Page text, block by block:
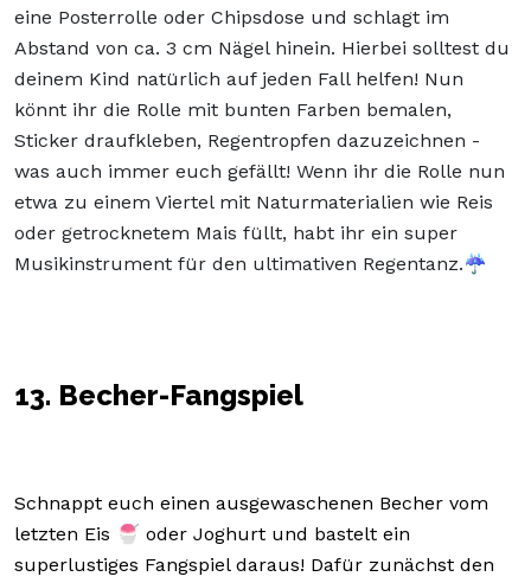
eine Posterrolle oder Chipsdose und schlagt im
Abstand von ca. 3 cm Nägel hinein. Hierbei solltest du
deinem Kind natürlich auf jeden Fall helfen! Nun
könnt ihr die Rolle mit bunten Farben bemalen,
Sticker draufkleben, Regentropfen dazuzeichnen -
was auch immer euch gefällt! Wenn ihr die Rolle nun
etwa zu einem Viertel mit Naturmaterialien wie Reis
oder getrocknetem Mais füllt, habt ihr ein super
Musikinstrument für den ultimativen Regentanz.☔
13. Becher-Fangspiel
Schnappt euch einen ausgewaschenen Becher vom
letzten Eis 🍧 oder Joghurt und bastelt ein
superlustiges Fangspiel daraus! Dafür zunächst den